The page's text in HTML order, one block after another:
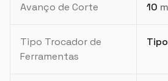
Avanço de Corte 10
Tipo Trocador de
Ferramentas